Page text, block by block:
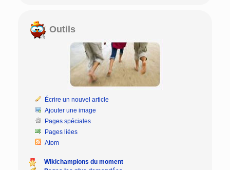
Outils
Écrire un nouvel article
Ajouter une image
Pages spéciales
Pages liées
Atom
Wikichampions du moment